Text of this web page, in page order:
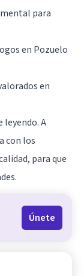
para
en Pozuelo
en
leyendo. A
con los
para que
Únete